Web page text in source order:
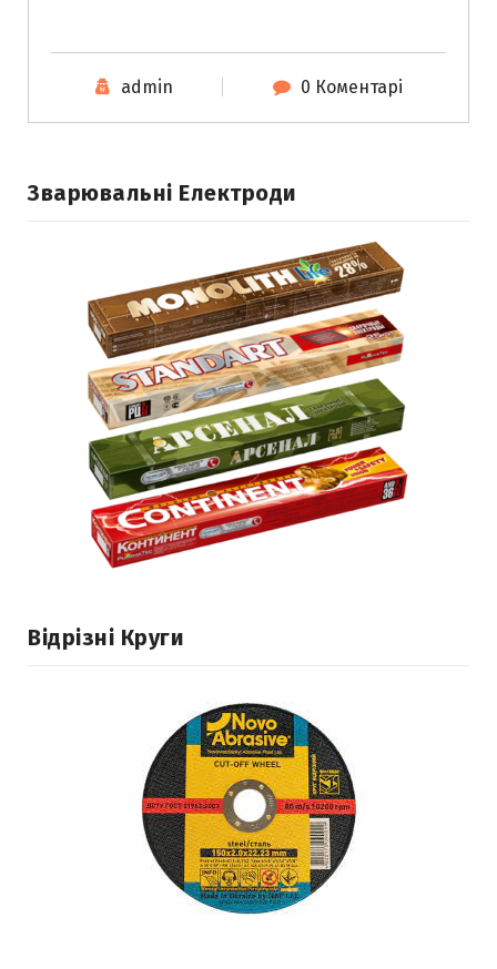
admin 0 Коментарі
Зварювальні Електроди
Відрізні Круги